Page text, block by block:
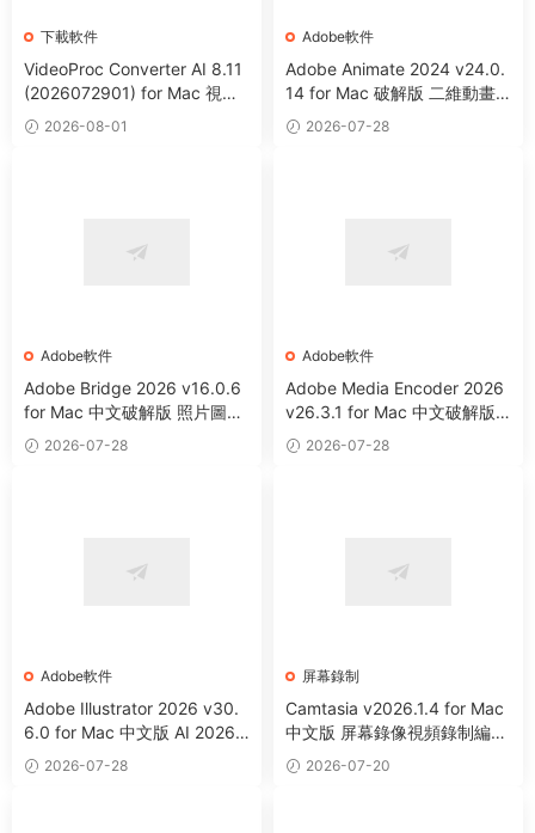
下載軟件
VideoProc Converter AI 8.11
(2026072901) for Mac 視頻
編輯處理下載格式轉換工具
2026-08-01
Adobe軟件
Adobe Animate 2024 v24.0.
14 for Mac 破解版 二維動畫
制作軟件
2026-07-28
Adobe軟件
Adobe Bridge 2026 v16.0.6
for Mac 中文破解版 照片圖像
等資源管理器
2026-07-28
Adobe軟件
Adobe Media Encoder 2026
v26.3.1 for Mac 中文破解版
視頻音頻編碼器
2026-07-28
Adobe軟件
Adobe Illustrator 2026 v30.
6.0 for Mac 中文版 AI 2026
矢量圖形設計軟件
2026-07-28
屏幕錄制
Camtasia v2026.1.4 for Mac
中文版 屏幕錄像視頻錄制編輯
軟件2026-07-20